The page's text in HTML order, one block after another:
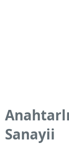
Sanayii